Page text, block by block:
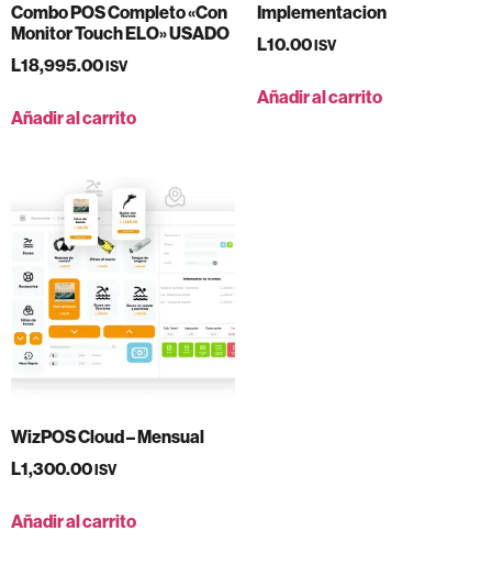
Combo POS Completo «Con
Monitor Touch ELO» USADO
L18,995.00ISV
Añadir al carrito
Implementacion
L10.00ISV
Añadir al carrito
WizPOS Cloud – Mensual
L1,300.00ISV
Añadir al carrito